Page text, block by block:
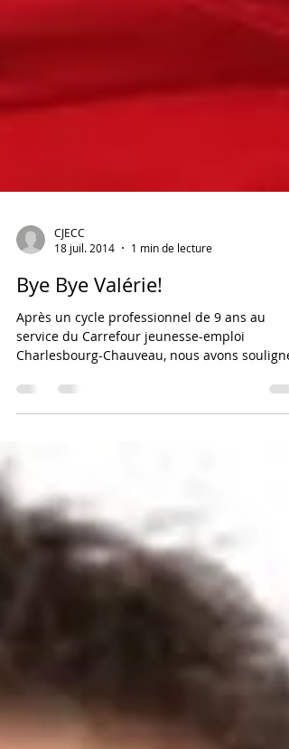
CJECC
18 juil. 2014
1 min de lecture
Bye Bye Valérie!
Après un cycle professionnel de 9 ans au
service du Carrefour jeunesse-emploi